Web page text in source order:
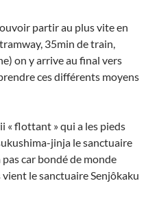
partir au plus vite en
35min de train,
on y arrive au final vers
ces différents moyens
« flottant » qui a les pieds
jinja le sanctuaire
car bondé de monde
le sanctuaire Senjôkaku